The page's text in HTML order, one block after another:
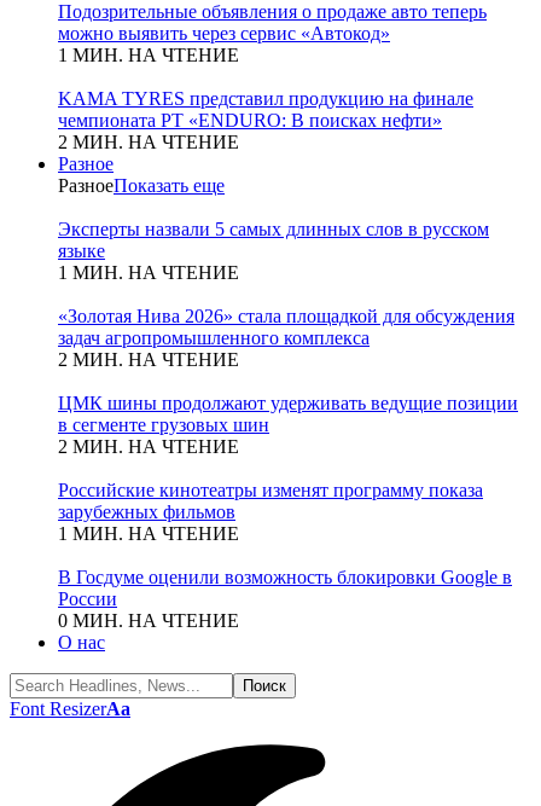
Подозрительные объявления о продаже авто теперь
можно выявить через сервис «Автокод»
1 МИН. НА ЧТЕНИЕ
KAMA TYRES представил продукцию на финале
чемпионата РТ «ENDURO: В поисках нефти»
2 МИН. НА ЧТЕНИЕ
Разное
РазноеПоказать еще
Эксперты назвали 5 самых длинных слов в русском
языке
1 МИН. НА ЧТЕНИЕ
«Золотая Нива 2026» стала площадкой для обсуждения
задач агропромышленного комплекса
2 МИН. НА ЧТЕНИЕ
ЦМК шины продолжают удерживать ведущие позиции
в сегменте грузовых шин
2 МИН. НА ЧТЕНИЕ
Российские кинотеатры изменят программу показа
зарубежных фильмов
1 МИН. НА ЧТЕНИЕ
В Госдуме оценили возможность блокировки Google в
России
0 МИН. НА ЧТЕНИЕ
О нас
Font ResizerAa